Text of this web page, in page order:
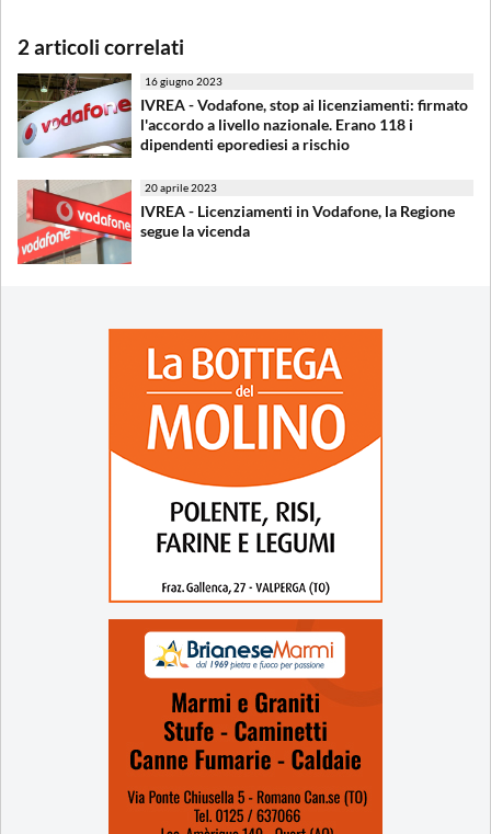
2 articoli correlati
16 giugno 2023
IVREA - Vodafone, stop ai licenziamenti: firmato
l'accordo a livello nazionale. Erano 118 i
dipendenti eporediesi a rischio
20 aprile 2023
IVREA - Licenziamenti in Vodafone, la Regione
segue la vicenda